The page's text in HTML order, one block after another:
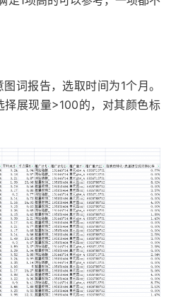
词报告，选取时间为1个月。
择展现量>100的，对其颜色标